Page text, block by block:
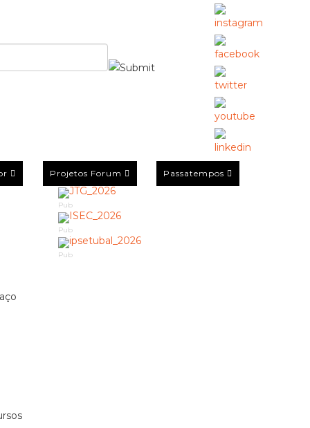
Projetos Forum Passatempos
Pub
Pub
Pub